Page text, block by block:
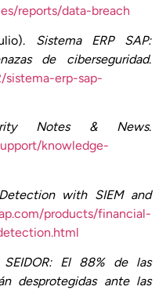
reports/data-breach
Sistema ERP SAP:
de ciberseguridad.
erp-sap-
Notes & News.
knowledge-
with SIEM and
products/financial-
SEIDOR: El 88% de las
desprotegidas ante las